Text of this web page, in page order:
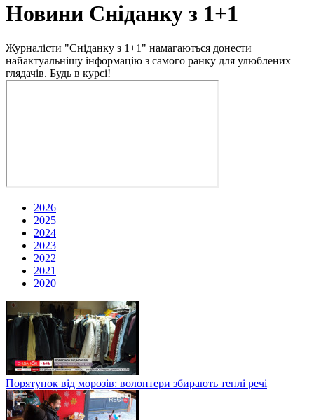
Новини Сніданку з 1+1
Журналісти "Сніданку з 1+1" намагаються донести
найактуальнішу інформацію з самого ранку для улюблених
глядачів. Будь в курсі!
2026
2025
2024
2023
2022
2021
2020
Порятунок від морозів: волонтери збирають теплі речі